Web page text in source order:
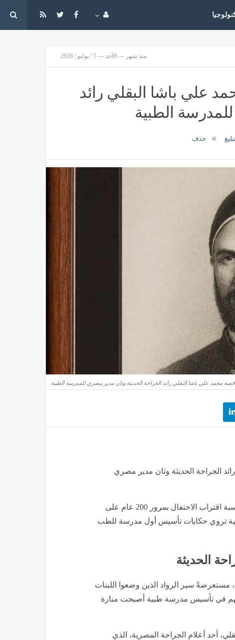
منذ شهر — الأحد — 5 / يوليو / 2026
علي باشا البقلي رائد
الطبية
حذف
الجراحة الحديثة وثان مدير مصري
، وبمناسبة اقتراب الاحتفال بمرور 200 عام على
تروي حكايات تأسيس أول مدرسة للطب
الحديثة
سير الرواد الذين وضعوا اللبنات
في تأسيس مدرسة طبية أصبحت منارة
أحد أعلام الجراحة المصرية، الذي